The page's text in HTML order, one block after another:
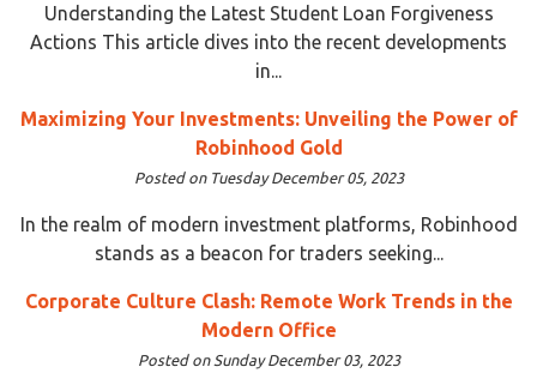
Understanding the Latest Student Loan Forgiveness
Actions This article dives into the recent developments
in...
Maximizing Your Investments: Unveiling the Power of
Robinhood Gold
Posted on Tuesday December 05, 2023
In the realm of modern investment platforms, Robinhood
stands as a beacon for traders seeking...
Corporate Culture Clash: Remote Work Trends in the
Modern Office
Posted on Sunday December 03, 2023